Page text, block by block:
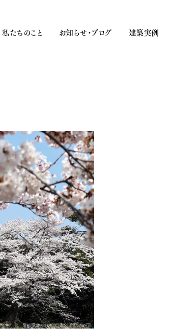
私たちのこと お知らせ・ブログ 建築実例